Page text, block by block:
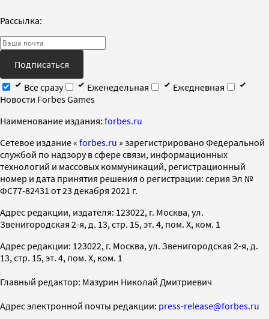
Рассылка:
Подписаться
Все сразу
Еженедельная
Ежедневная
Новости Forbes Games
Наименование издания: forbes.ru
Cетевое издание « forbes.ru » зарегистрировано Федеральной
службой по надзору в сфере связи, информационных
технологий и массовых коммуникаций, регистрационный
номер и дата принятия решения о регистрации: серия Эл №
ФС77-82431 от 23 декабря 2021 г.
Адрес редакции, издателя: 123022, г. Москва, ул.
Звенигородская 2-я, д. 13, стр. 15, эт. 4, пом. X, ком. 1
Адрес редакции: 123022, г. Москва, ул. Звенигородская 2-я, д.
13, стр. 15, эт. 4, пом. X, ком. 1
Главный редактор: Мазурин Николай Дмитриевич
Адрес электронной почты редакции: press-release@forbes.ru